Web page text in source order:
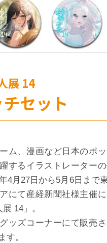
展 14
セット
ム、漫画など日本のポ
するイラストレーター
4月27日から5月6日まで
にて産経新聞社様主催
展 14」。
ッズコーナーにて販売
す。